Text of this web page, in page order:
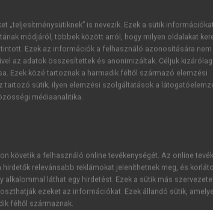
után a
ÚJ FIÓK
1 óra
JELSZÓ
„teljesítménysütiknek” is nevezik. Ezek a sütik
módjáról, többek között arról, hogy milyen oldalakat
Ezek az információk a felhasználó azonosítására nem
az adatok összesítettek és anonimizáltak. Céljuk
Ezek közé tartoznak a harmadik féltől származó elemzési
tartozó sütik; ilyen elemzési szolgáltatások a
médiaanalitika.
követik a felhasználó online tevékenységét. Az online
hirdetők relevánsabb reklámokat jeleníthetnek meg, és
alkalommal láthat egy hirdetést. Ezek a sütik más
ezeket az információkat. Ezek állandó sütik,
féltől származnak.